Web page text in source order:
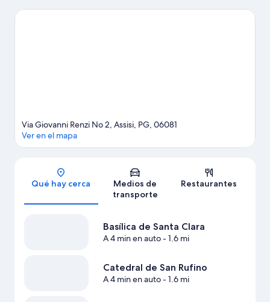
jardín italiano Villa Fidelia y Mercadillo de Segunda Mano de
Sección del mapa
Via Giovanni Renzi No 2, Assisi, PG, 06081
Ver en el mapa
Qué hay cerca
Medios de
transporte
Restaurantes
Basílica de Santa Clara
A 4 min en auto- 1.6 mi
Catedral de San Rufino
A 4 min en auto- 1.6 mi